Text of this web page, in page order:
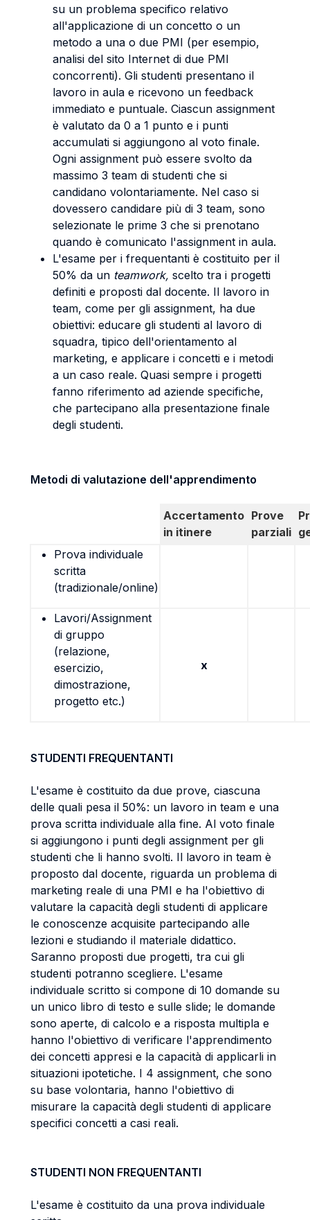
su un problema specifico relativo
all'applicazione di un concetto o un
metodo a una o due PMI (per esempio,
analisi del sito Internet di due PMI
concorrenti). Gli studenti presentano il
lavoro in aula e ricevono un feedback
immediato e puntuale. Ciascun assignment
è valutato da 0 a 1 punto e i punti
accumulati si aggiungono al voto finale.
Ogni assignment può essere svolto da
massimo 3 team di studenti che si
candidano volontariamente. Nel caso si
dovessero candidare più di 3 team, sono
selezionate le prime 3 che si prenotano
quando è comunicato l'assignment in aula.
L'esame per i frequentanti è costituito per il
50% da un teamwork, scelto tra i progetti
definiti e proposti dal docente. Il lavoro in
team, come per gli assignment, ha due
obiettivi: educare gli studenti al lavoro di
squadra, tipico dell'orientamento al
marketing, e applicare i concetti e i metodi
a un caso reale. Quasi sempre i progetti
fanno riferimento ad aziende specifiche,
che partecipano alla presentazione finale
degli studenti.
Metodi di valutazione dell'apprendimento
Accertamento
in itinere
Prove
parziali
Prova individuale
scritta
(tradizionale/online)
Lavori/Assignment
di gruppo
(relazione,
esercizio,
dimostrazione,
progetto etc.)
x
STUDENTI FREQUENTANTI
L'esame è costituito da due prove, ciascuna
delle quali pesa il 50%: un lavoro in team e una
prova scritta individuale alla fine. Al voto finale
si aggiungono i punti degli assignment per gli
studenti che li hanno svolti. Il lavoro in team è
proposto dal docente, riguarda un problema di
marketing reale di una PMI e ha l'obiettivo di
valutare la capacità degli studenti di applicare
le conoscenze acquisite partecipando alle
lezioni e studiando il materiale didattico.
Saranno proposti due progetti, tra cui gli
studenti potranno scegliere. L'esame
individuale scritto si compone di 10 domande su
un unico libro di testo e sulle slide; le domande
sono aperte, di calcolo e a risposta multipla e
hanno l'obiettivo di verificare l'apprendimento
dei concetti appresi e la capacità di applicarli in
situazioni ipotetiche. I 4 assignment, che sono
su base volontaria, hanno l'obiettivo di
misurare la capacità degli studenti di applicare
specifici concetti a casi reali.
STUDENTI NON FREQUENTANTI
L'esame è costituito da una prova individuale